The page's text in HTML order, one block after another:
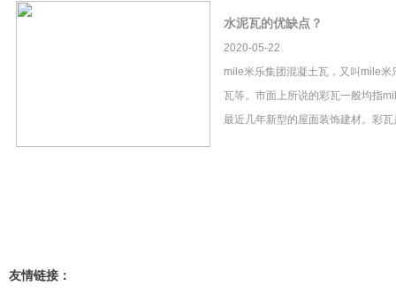
水泥瓦的优缺点？
2020-05-22
mile米乐集团混凝土瓦，又叫mile米
瓦等。市面上所说的彩瓦一般均指
最近几年新型的屋面装饰建材。彩
友情链接：